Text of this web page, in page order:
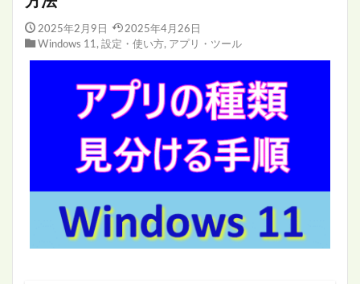
2025年2月9日
2025年4月26日
Windows 11 , 設定・使い方, アプリ・ツール